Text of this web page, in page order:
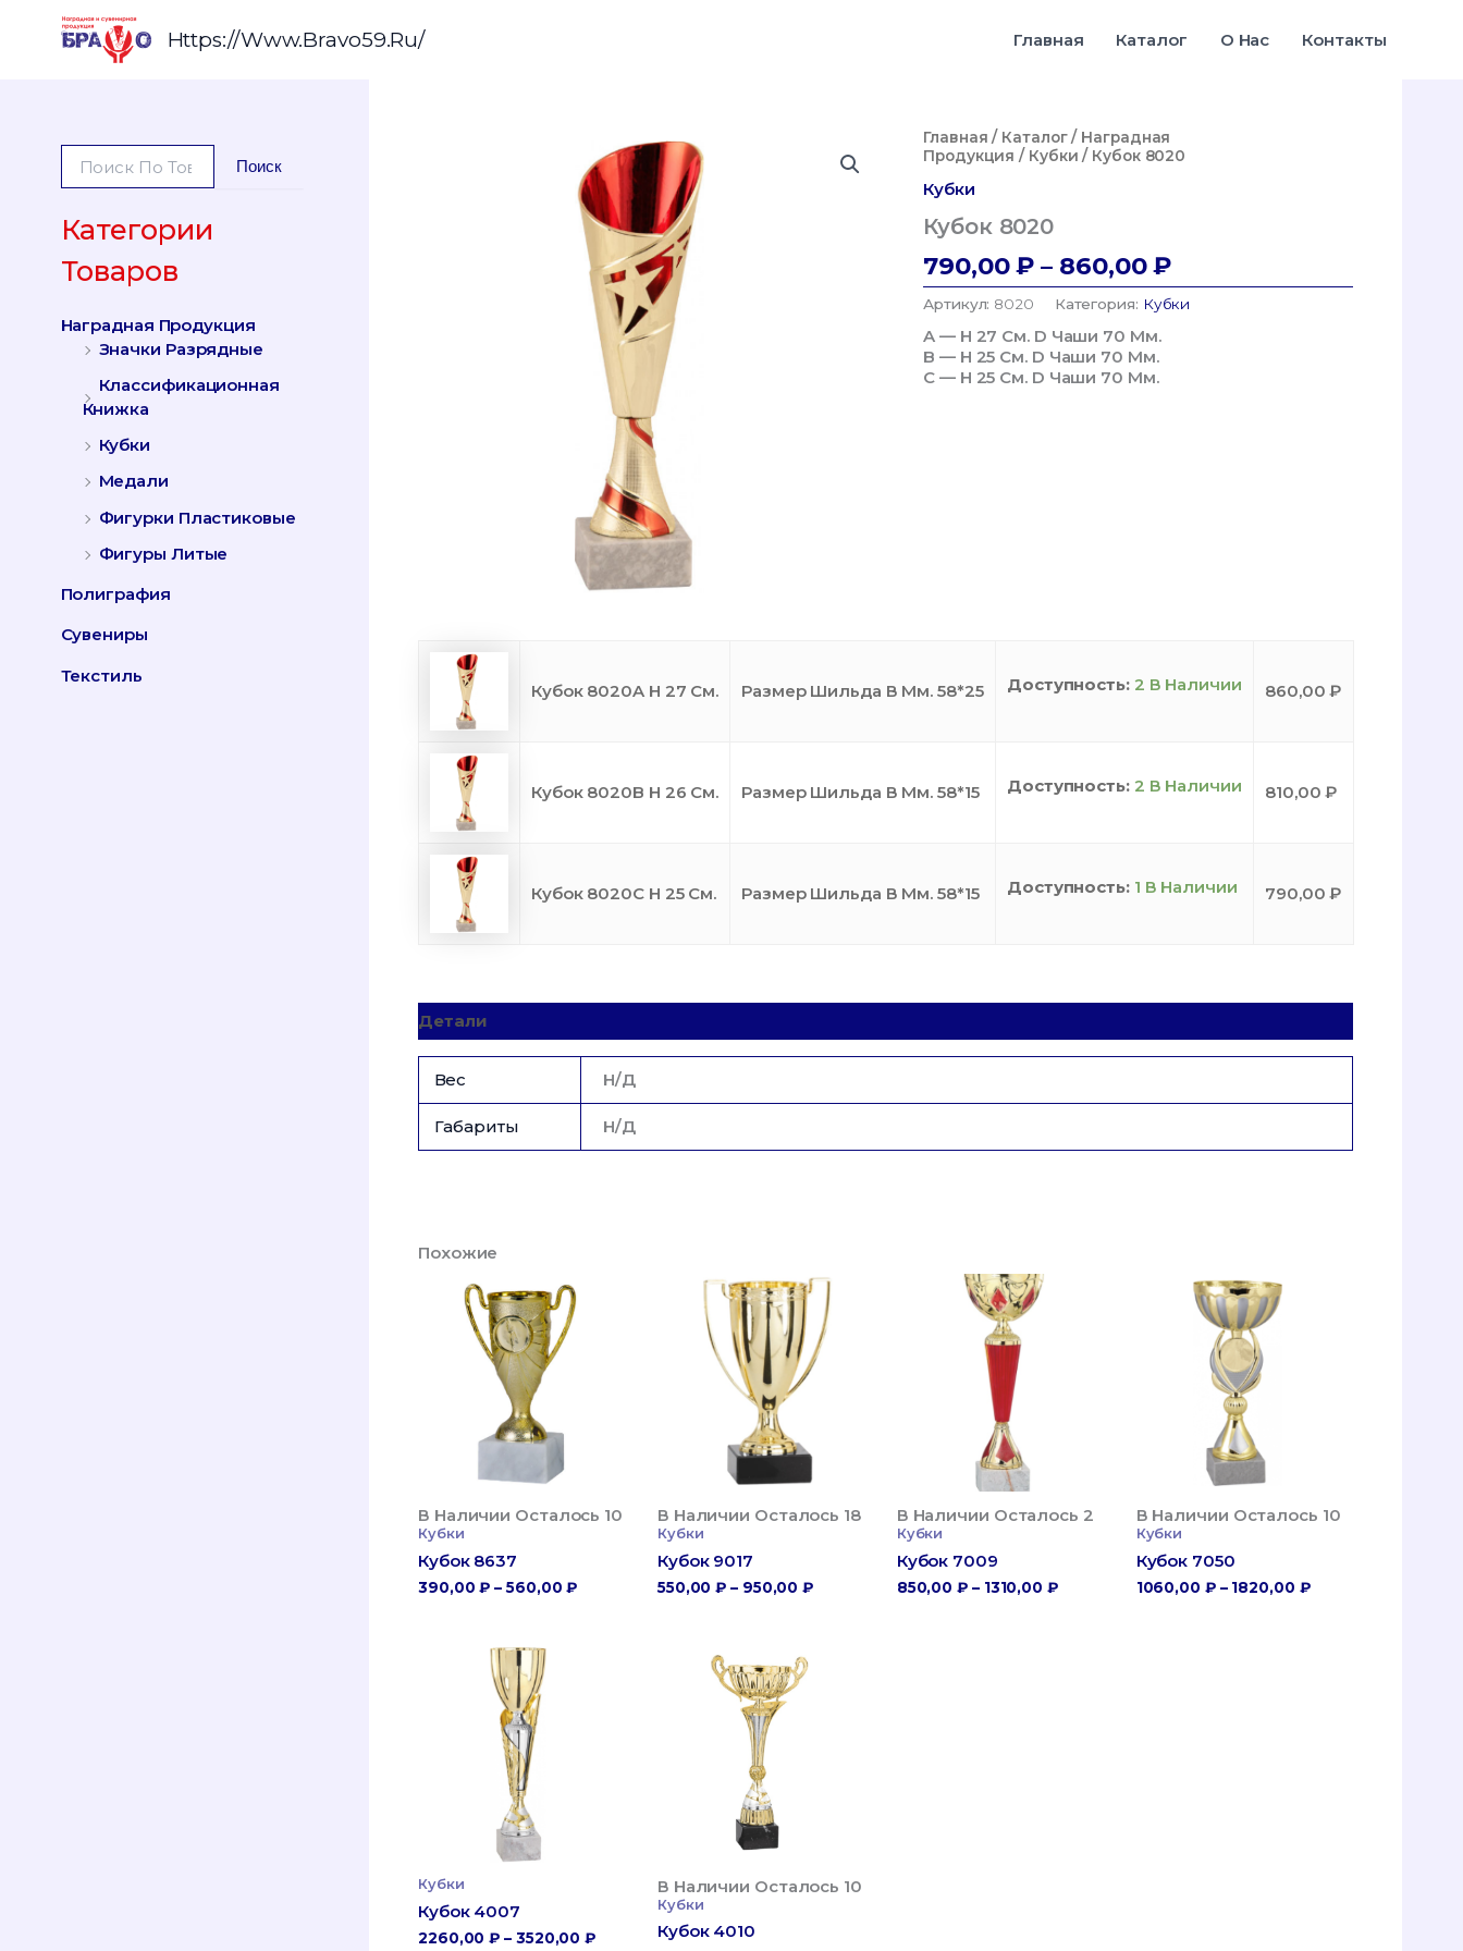
Содержимому
Https://www.bravo59.ru/ Главная Каталог О Нас Контакты
А
Т
Ь
Поиск
Категории
Товаров
Наградная Продукция
Значки Разрядные
Классификационная
Книжка
Кубки
Медали
Фигурки Пластиковые
Фигуры Литые
Полиграфия
Сувениры
Текстиль
Главная / Каталог/ Наградная
Продукция / Кубки / Кубок 8020
Кубки
Кубок 8020
790,00₽ – 860,00₽Диапазон
Цен:
Артикул: 8020 Категория: Кубки
A — H 27 См. D Чаши 70 Мм.
B — H 25 См. D Чаши 70 Мм.
C — H 25 См. D Чаши 70 Мм.
Кубок 8020A H 27 См. Размер Шильда В Мм. 58*25 Доступность: 2 В Наличии 860,00₽
Кубок 8020B H 26 См. Размер Шильда В Мм. 58*15 Доступность: 2 В Наличии 810,00₽
Кубок 8020C H 25 См. Размер Шильда В Мм. 58*15 Доступность: 1 В Наличии 790,00₽
Детали
Вес Н/Д
Габариты Н/Д
Похожие
В Наличии Осталось 10
Кубки
Кубок 8637
390,00₽ – 560,00₽Диапазон
В Наличии Осталось 18
Кубки
Кубок 9017
550,00₽ – 950,00₽Диапазон
В Наличии Осталось 2
Кубки
Кубок 7009
850,00₽ – 1310,00 ₽Диапазон
В Наличии Осталось 10
Кубки
Кубок 7050
1060,00 ₽ – 1820,00 ₽Диапазон
Кубки
Кубок 4007
2260,00₽ – 3520,00₽Диапазон
В Наличии Осталось 10
Кубки
Кубок 4010
860,00 ₽